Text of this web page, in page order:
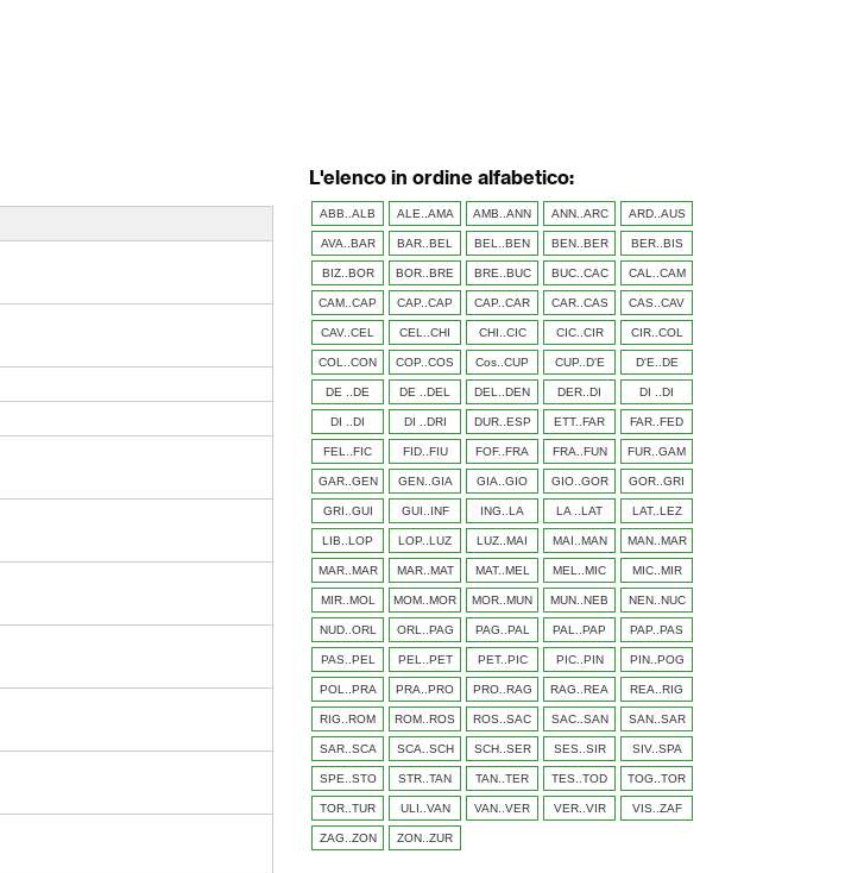
L'elenco in ordine alfabetico:
ABB..ALB ALE..AMA AMB..ANN ANN..ARC ARD..AUS
AVA..BAR BAR..BEL BEL..BEN BEN..BER BER..BIS
BIZ..BOR BOR..BRE BRE..BUC BUC..CAC CAL..CAM
CAM..CAP CAP..CAP CAP..CAR CAR..CAS CAS..CAV
CAV..CEL CEL..CHI CHI..CIC CIC..CIR CIR..COL
COL..CON COP..COS Cos..CUP CUP..D'E D'E..DE
DE ..DE DE ..DEL DEL..DEN DER..DI DI ..DI
DI ..DI DI ..DRI DUR..ESP ETT..FAR FAR..FED
FEL..FIC FID..FIU FOF..FRA FRA..FUN FUR..GAM
GAR..GEN GEN..GIA GIA..GIO GIO..GOR GOR..GRI
GRI..GUI GUI..INF ING..LA LA ..LAT LAT..LEZ
LIB..LOP LOP..LUZ LUZ..MAI MAI..MAN MAN..MAR
MAR..MAR MAR..MAT MAT..MEL MEL..MIC MIC..MIR
MIR..MOL MOM..MOR MOR..MUN MUN..NEB NEN..NUC
NUD..ORL ORL..PAG PAG..PAL PAL..PAP PAP..PAS
PAS..PEL PEL..PET PET..PIC PIC..PIN PIN..POG
POL..PRA PRA..PRO PRO..RAG RAG..REA REA..RIG
RIG..ROM ROM..ROS ROS..SAC SAC..SAN SAN..SAR
SAR..SCA SCA..SCH SCH..SER SES..SIR SIV..SPA
SPE..STO STR..TAN TAN..TER TES..TOD TOG..TOR
TOR..TUR ULI..VAN VAN..VER VER..VIR VIS..ZAF
ZAG..ZON ZON..ZUR